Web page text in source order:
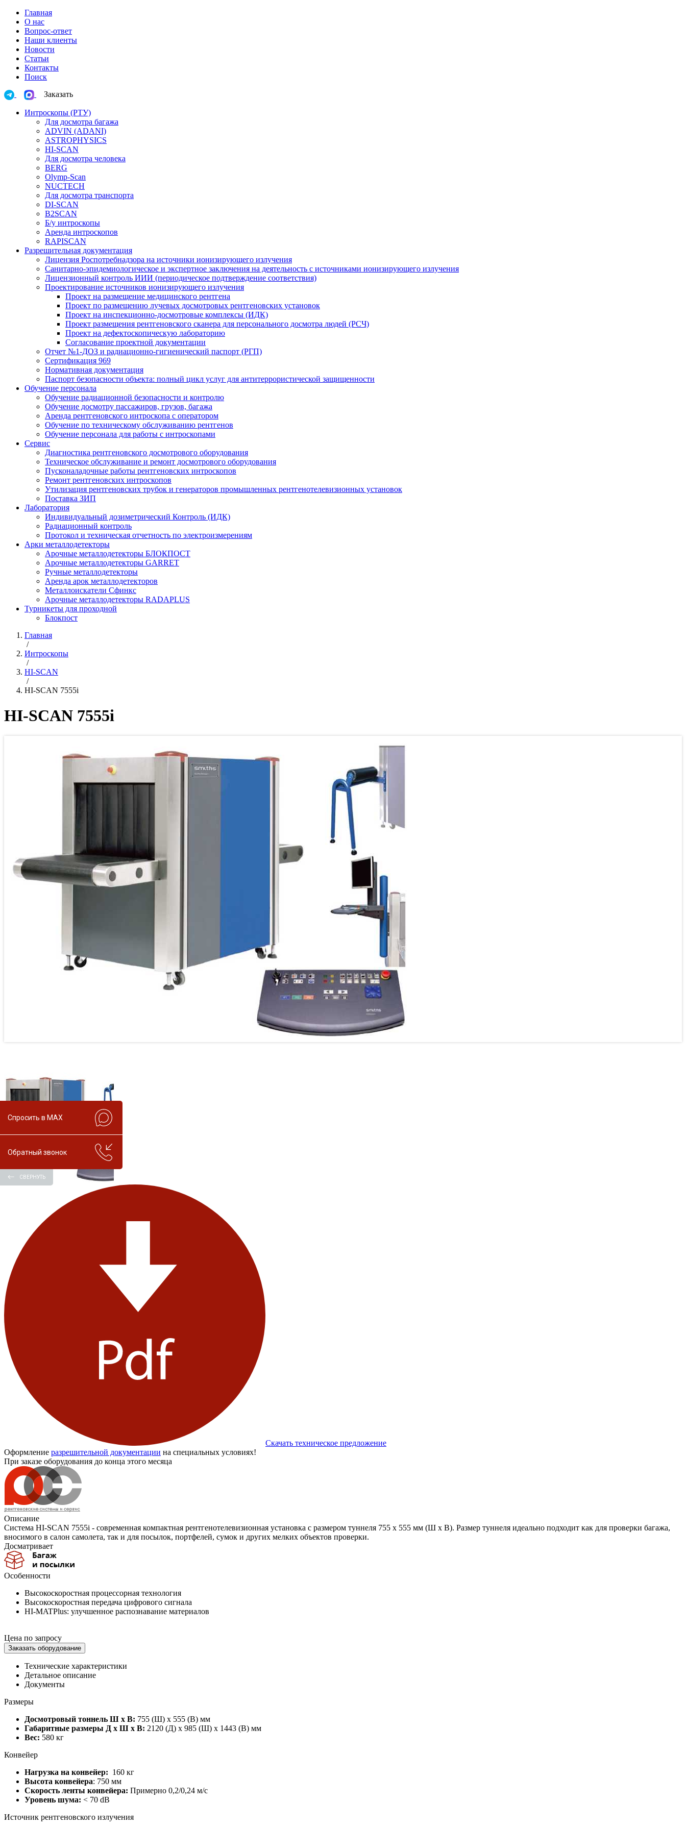
Главная
О нас
Вопрос-ответ
Наши клиенты
Новости
Статьи
Контакты
Поиск
Заказать
Интроскопы (РТУ)
Для досмотра багажа
ADVIN (ADANI)
ASTROPHYSICS
HI-SCAN
Для досмотра человека
BERG
Olymp-Scan
NUCTECH
Для досмотра транспорта
DI-SCAN
B2SCAN
Б/у интроскопы
Аренда интроскопов
RAPISCAN
Разрешительная документация
Лицензия Роспотребнадзора на источники ионизирующего излучения
Санитарно-эпидемиологическое и экспертное заключения на деятельность с источниками ионизирующего излучения
Лицензионный контроль ИИИ (периодическое подтверждение соответствия)
Проектирование источников ионизирующего излучения
Проект на размещение медицинского рентгена
Проект по размещению лучевых досмотровых рентгеновских установок
Проект на инспекционно-досмотровые комплексы (ИДК)
Проект размещения рентгеновского сканера для персонального досмотра людей (РСЧ)
Проект на дефектоскопическую лабораторию
Согласование проектной документации
Отчет №1-ДОЗ и радиационно-гигиенический паспорт (РГП)
Сертификация 969
Нормативная документация
Паспорт безопасности объекта: полный цикл услуг для антитеррористической защищенности
Обучение персонала
Обучение радиационной безопасности и контролю
Обучение досмотру пассажиров, грузов, багажа
Аренда рентгеновского интроскопа с оператором
Обучение по техническому обслуживанию рентгенов
Обучение персонала для работы с интроскопами
Сервис
Диагностика рентгеновского досмотрового оборудования
Техническое обслуживание и ремонт досмотрового оборудования
Пусконаладочные работы рентгеновских интроскопов
Ремонт рентгеновских интроскопов
Утилизация рентгеновских трубок и генераторов промышленных рентгенотелевизионных установок
Поставка ЗИП
Лаборатория
Индивидуальный дозиметрический Контроль (ИДК)
Радиационный контроль
Протокол и техническая отчетность по электроизмерениям
Арки металлодетекторы
Арочные металлодетекторы БЛОКПОСТ
Арочные металлодетекторы GARRET
Ручные металлодетекторы
Аренда арок металлодетекторов
Металлоискатели Сфинкс
Арочные металлодетекторы RADAPLUS
Турникеты для проходной
Блокпост
Главная
/
Интроскопы
/
HI-SCAN
/
HI-SCAN 7555i
HI-SCAN 7555i
Скачать техническое предложение
Оформление разрешительной документации на специальных условиях!
При заказе оборудования до конца этого месяца
Описание
Система HI-SCAN 7555i - современная компактная рентгенотелевизионная установка с размером туннеля 755 х 555 мм (Ш х В). Размер туннеля идеально подходит как для проверки багажа,
вносимого в салон самолета, так и для посылок, портфелей, сумок и других мелких объектов проверки.
Досматривает
Особенности
Высокоскоростная процессорная технология
Высокоскоростная передача цифрового сигнала
HI-MATPlus: улучшенное распознавание материалов
Цена по запросу
Заказать оборудование
Технические характеристики
Детальное описание
Документы
Размеры
Досмотровый тоннель Ш х В: 755 (Ш) x 555 (В) мм
Габаритные размеры Д х Ш х В: 2120 (Д) x 985 (Ш) x 1443 (В) мм
Вес: 580 кг
Конвейер
Нагрузка на конвейер: 160 кг
Высота конвейера: 750 мм
Скорость ленты конвейера: Примерно 0,2/0,24 м/с
Уровень шума: < 70 dB
Источник рентгеновского излучения
Спросить в MAX
Обратный звонок
СВЕРНУТЬ